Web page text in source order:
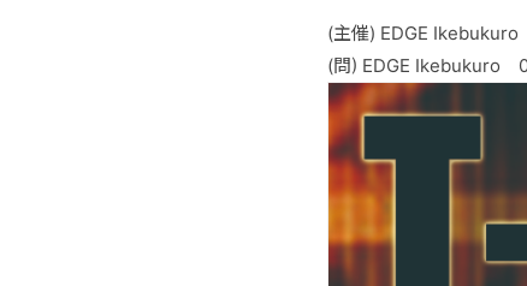
(主催) EDGE Ikebukuro
(問) EDGE Ikebukuro